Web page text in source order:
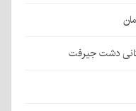
دشت جیرفت